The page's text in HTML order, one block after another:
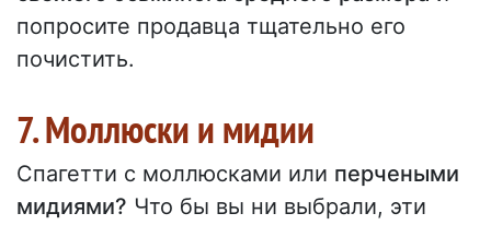
попросите продавца тщательно его
почистить.
7. Моллюски и мидии
Спагетти с моллюсками или перчеными
мидиями? Что бы вы ни выбрали, эти